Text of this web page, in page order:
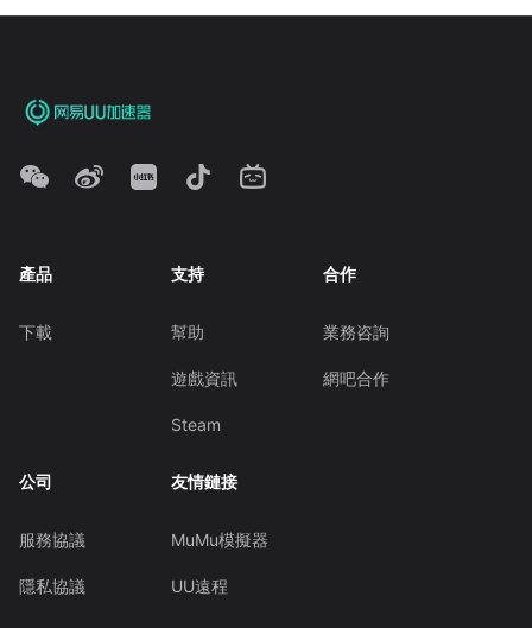
產品
下載
支持
幫助
遊戲資訊
Steam
合作
業務咨詢
網吧合作
公司
服務協議
隱私協議
友情鏈接
MuMu模擬器
UU遠程